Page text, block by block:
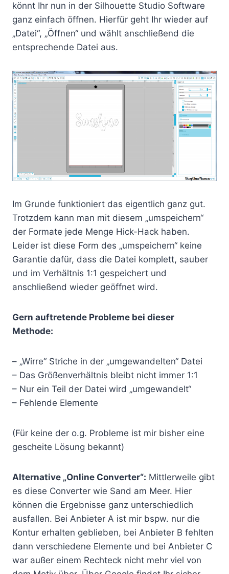
könnt Ihr nun in der Silhouette Studio Software
ganz einfach öffnen. Hierfür geht Ihr wieder auf
„Datei“, „Öffnen“ und wählt anschließend die
entsprechende Datei aus.
Im Grunde funktioniert das eigentlich ganz gut.
Trotzdem kann man mit diesem „umspeichern“
der Formate jede Menge Hick-Hack haben.
Leider ist diese Form des „umspeichern“ keine
Garantie dafür, dass die Datei komplett, sauber
und im Verhältnis 1:1 gespeichert und
anschließend wieder geöffnet wird.
Gern auftretende Probleme bei dieser
Methode:
– „Wirre“ Striche in der „umgewandelten“ Datei
– Das Größenverhältnis bleibt nicht immer 1:1
– Nur ein Teil der Datei wird „umgewandelt“
– Fehlende Elemente
(Für keine der o.g. Probleme ist mir bisher eine
gescheite Lösung bekannt)
Alternative „Online Converter“: Mittlerweile gibt
es diese Converter wie Sand am Meer. Hier
können die Ergebnisse ganz unterschiedlich
ausfallen. Bei Anbieter A ist mir bspw. nur die
Kontur erhalten geblieben, bei Anbieter B fehlten
dann verschiedene Elemente und bei Anbieter C
war außer einem Rechteck nicht mehr viel von